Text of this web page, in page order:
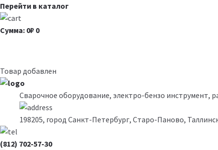
Перейти в каталог
Сумма: 0₽ 0
Товар добавлен
Сварочное оборудование, электро-бензо инструмент,
198205, город Санкт-Петербург, Старо-Паново,
(812) 702-57-30